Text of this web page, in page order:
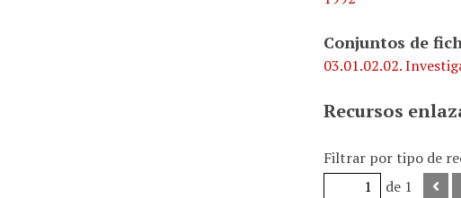
Conjuntos de
03.01.02.02.
Recursos
Filtrar por tipo de
de 1